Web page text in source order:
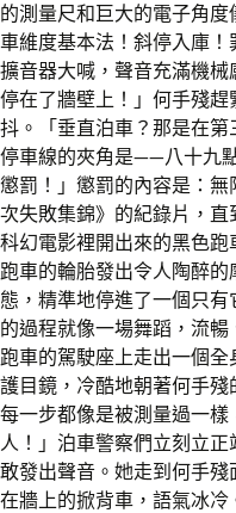
的測量尺和巨大的電子角
車維度基本法！斜停入庫
擴音器大喊，聲音充滿機
停在了牆壁上！」何手殘
抖。「垂直泊車？那是在
停車線的夾角是——八十九
懲罰！」懲罰的內容是：
次失敗集錦》的紀錄片，
科幻電影裡開出來的黑色跑
跑車的輪胎發出令人陶醉
態，精準地停進了一個只
的過程就像一場舞蹈，流
跑車的駕駛座上走出一個
護目鏡，冷酷地朝著何手殘
每一步都像是被測量過一
人！」泊車警察們立刻立
敢發出聲音。她走到何手
在牆上的掀背車，語氣冰